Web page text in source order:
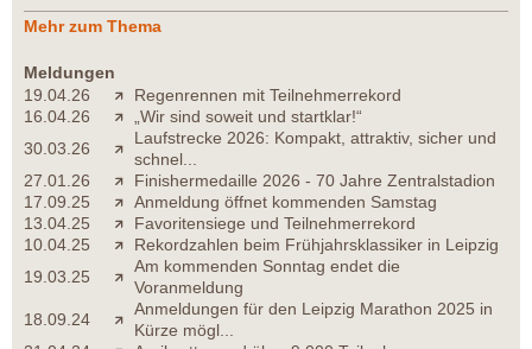
Mehr zum Thema
Meldungen
19.04.26
Regenrennen mit Teilnehmerrekord
16.04.26
„Wir sind soweit und startklar!“
30.03.26
Laufstrecke 2026: Kompakt, attraktiv, sicher und
schnel...
27.01.26
Finishermedaille 2026 - 70 Jahre Zentralstadion
17.09.25
Anmeldung öffnet kommenden Samstag
13.04.25
Favoritensiege und Teilnehmerrekord
10.04.25
Rekordzahlen beim Frühjahrsklassiker in Leipzig
19.03.25
Am kommenden Sonntag endet die
Voranmeldung
18.09.24
Anmeldungen für den Leipzig Marathon 2025 in
Kürze mögl...